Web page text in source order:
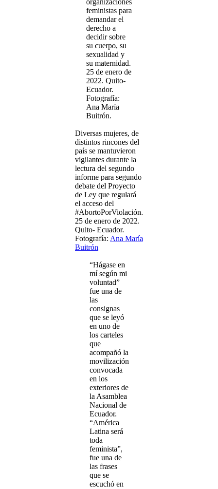
organizaciones
feministas para
demandar el
derecho a
decidir sobre
su cuerpo, su
sexualidad y
su maternidad.
25 de enero de
2022. Quito-
Ecuador.
Fotografía:
Ana María
Buitrón.
Diversas mujeres, de
distintos rincones del
país se mantuvieron
vigilantes durante la
lectura del segundo
informe para segundo
debate del Proyecto
de Ley que regulará
el acceso del
#AbortoPorViolación.
25 de enero de 2022.
Quito- Ecuador.
Fotografía: Ana María
Buitrón
“Hágase en
mí según mi
voluntad”
fue una de
las
consignas
que se leyó
en uno de
los carteles
que
acompañó la
movilización
convocada
en los
exteriores de
la Asamblea
Nacional de
Ecuador.
“América
Latina será
toda
feminista”,
fue una de
las frases
que se
escuchó en